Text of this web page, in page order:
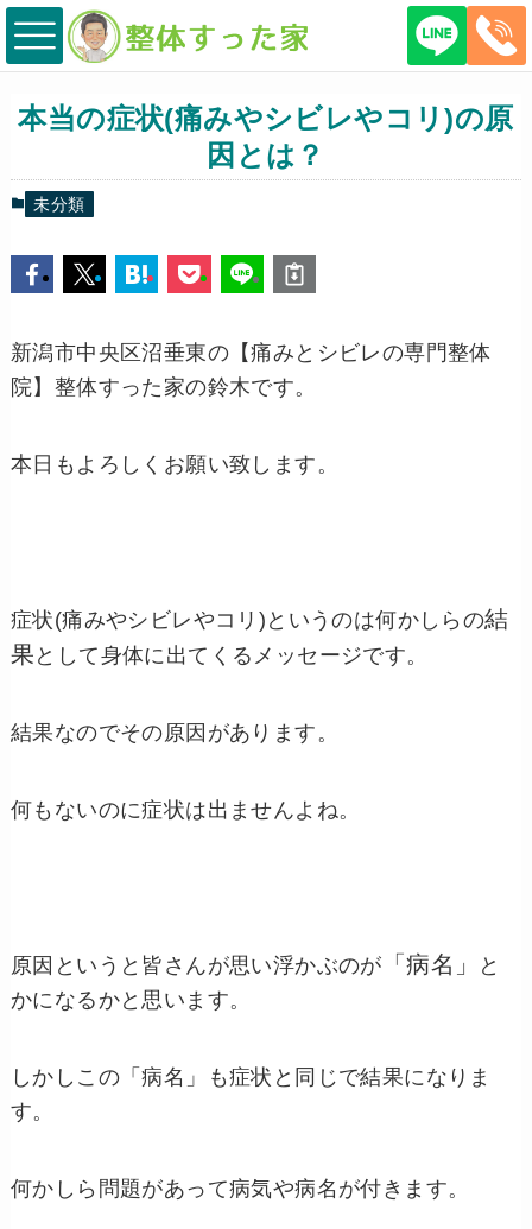
本当の症状(痛みやシビレやコリ)の原
因とは？
未分類
新潟市中央区沼垂東の【痛みとシビレの専門整体
院】整体すった家の鈴木です。
本日もよろしくお願い致します。
症状(痛みやシビレやコリ)というのは何かしらの結
果 として身体に出てくるメッセージです。
結果なのでその原因があります。
何もないのに症状は出ませんよね。
原因というと皆さんが思い浮かぶのが 「病名」
と
かになるかと思います。
しかしこの「病名」も症状と同じで結果になりま
す。
何かしら問題があって病気や病名が付きます。